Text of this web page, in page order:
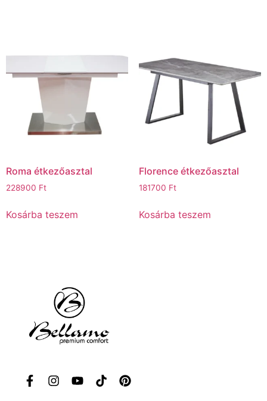
Roma étkezőasztal
228900 Ft
Kosárba teszem
Florence étkezőasztal
181700 Ft
Kosárba teszem